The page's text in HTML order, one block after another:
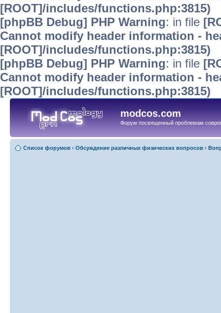
[ROOT]/includes/functions.php:3815)
[phpBB Debug] PHP Warning: in file
Cannot modify header information -
[ROOT]/includes/functions.php:3815)
[phpBB Debug] PHP Warning: in file
Cannot modify header information -
[ROOT]/includes/functions.php:3815)
modcos.com
Форум посвященный проблемам
Список форумов ‹ Обсуждение различных физических вопросов ‹